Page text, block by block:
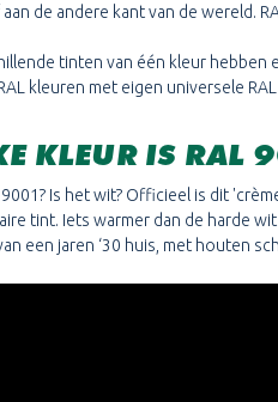
de andere kant van de wereld.
tinten van één kleur hebben
kleuren met eigen universele
KLEUR IS RAL
9001? Is het wit? Officieel is dit
tint. Iets warmer dan de harde
een jaren ‘30 huis, met houten